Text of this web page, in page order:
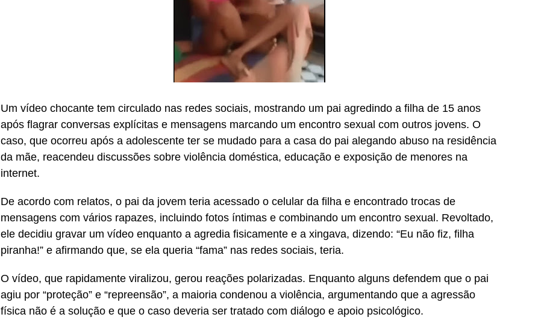
Um vídeo chocante tem circulado nas redes sociais, mostrando um pai agredindo a filha de 15 anos
após flagrar conversas explícitas e mensagens marcando um encontro sexual com outros jovens. O
caso, que ocorreu após a adolescente ter se mudado para a casa do pai alegando abuso na residência
da mãe, reacendeu discussões sobre violência doméstica, educação e exposição de menores na
internet.
De acordo com relatos, o pai da jovem teria acessado o celular da filha e encontrado trocas de
mensagens com vários rapazes, incluindo fotos íntimas e combinando um encontro sexual. Revoltado,
ele decidiu gravar um vídeo enquanto a agredia fisicamente e a xingava, dizendo: “Eu não fiz, filha
piranha!” e afirmando que, se ela queria “fama” nas redes sociais, teria.
O vídeo, que rapidamente viralizou, gerou reações polarizadas. Enquanto alguns defendem que o pai
agiu por “proteção” e “repreensão”, a maioria condenou a violência, argumentando que a agressão
física não é a solução e que o caso deveria ser tratado com diálogo e apoio psicológico.